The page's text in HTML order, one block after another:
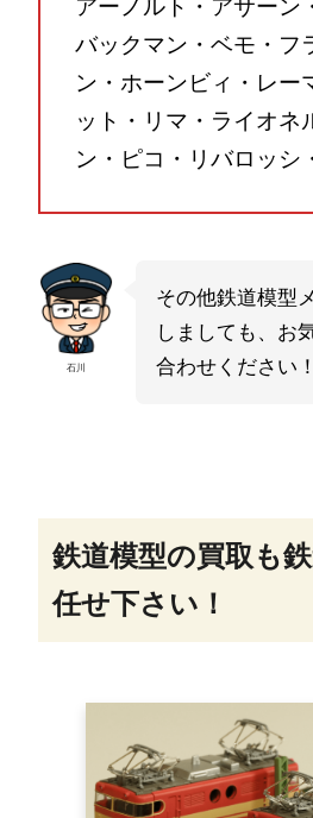
アーノルト・アサーン
バックマン・ベモ・フ
ン・ホーンビィ・レー
ット・リマ・ライオネ
ン・ピコ・リバロッシ
石川
その他鉄道模型
しましても、お
合わせください！
鉄道模型の買取も
任せ下さい！